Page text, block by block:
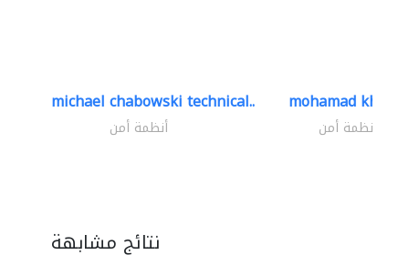
michael chabowski technical..
أنظمة أمن
mohamad khayat
أنظمة أمن
نتائج مشابهة